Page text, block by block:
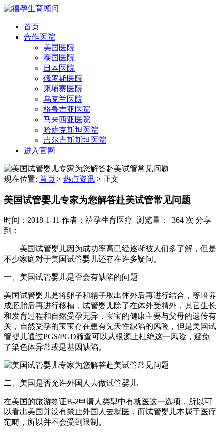
首页
合作医院
美国医院
泰国医院
日本医院
俄罗斯医院
柬埔寨医院
乌克兰医院
格鲁吉亚医院
马来西亚医院
哈萨克斯坦医院
吉尔吉斯斯坦医院
进入官网
现在位置: 首页 > 热点资讯 > 正文
美国试管婴儿专家为您解答赴美试管常见问题
时间：2018-1-11 作者：禧孕生育医疗 浏览量： 364 次 分享
到：
美国试管婴儿因为成功率高已经逐渐被人们多了解，但是
不少家庭对于美国试管婴儿还存在许多疑问。
一、美国试管婴儿是否会有缺陷的问题
美国试管婴儿是将卵子和精子取出体外后再进行结合，等培养
成胚胎后再进行移植，试管婴儿除了在体外受精外，其它生长
和发育过程和自然受孕无异，宝宝的健康主要与父母的遗传有
关，自然受孕的宝宝存在患有先天性缺陷的风险，但是美国试
管婴儿通过PGS/PGD筛查可以从根源上杜绝这一风险，避免
了染色体异常或是基因缺陷。
二、美国是否允许外国人去做试管婴儿
在美国的旅游签证B-2申请人类型中有就医这一选项，所以可
以看出美国并没有禁止外国人去就医，而试管婴儿本属于医疗
范畴，所以并不会受到限制。